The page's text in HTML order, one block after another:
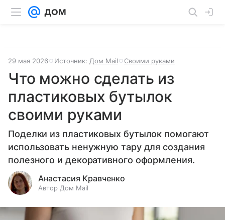
29 мая 2026 Источник: Дом Mail Своими руками
Что можно сделать из
пластиковых бутылок
своими руками
Поделки из пластиковых бутылок помогают
использовать ненужную тару для создания
полезного и декоративного оформления.
Анастасия Кравченко
Автор Дом Mail